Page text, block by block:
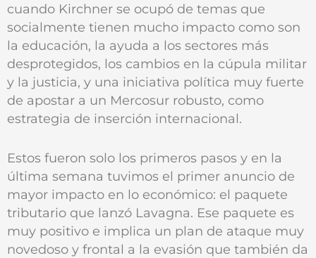
cuando Kirchner se ocupó de temas que
socialmente tienen mucho impacto como son
la educación, la ayuda a los sectores más
desprotegidos, los cambios en la cúpula militar
y la justicia, y una iniciativa política muy fuerte
de apostar a un Mercosur robusto, como
estrategia de inserción internacional.
Estos fueron solo los primeros pasos y en la
última semana tuvimos el primer anuncio de
mayor impacto en lo económico: el paquete
tributario que lanzó Lavagna. Ese paquete es
muy positivo e implica un plan de ataque muy
novedoso y frontal a la evasión que también da